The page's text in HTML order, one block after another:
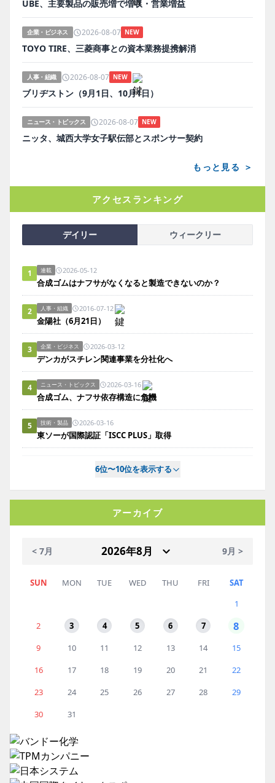
UBE、主要製品の販売増で増収・営業増益
企業・ビジネス 2026-08-07 NEW
TOYO TIRE、三菱商事との資本業務提携解消
人事・組織 2026-08-07 NEW
ブリヂストン（9月1日、10月1日）
ニュース・トピックス 2026-08-07 NEW
ニッタ、城西大学女子駅伝部とスポンサー契約
もっと見る ＞
アクセスランキング
デイリー ウィークリー
1 連載 2026-05-12
合成ゴムはナフサがなくなると製造できないのか？
2 人事・組織 2016-07-12
金陽社（6月21日）
3 企業・ビジネス 2026-03-12
デンカがスチレン関連事業を分社化へ
4 ニュース・トピックス 2026-03-16
合成ゴム、ナフサ依存構造に危機
5 技術・製品 2026-03-16
東ソーが国際認証「ISCC PLUS」取得
6位〜10位を表示する
アーカイブ
< 7月 9月 >
SUN MON TUE WED THU FRI
SAT
1
2
3 4 5 6 7 8
9 10 11 12 13 14
15
16
17 18 19 20 21
22
23
24 25 26 27 28
29
30
31